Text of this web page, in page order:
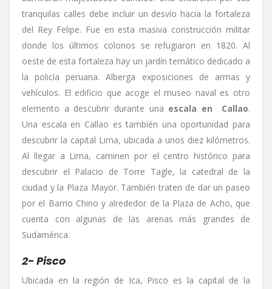
tranquilas calles debe incluir un desvío hacia la fortaleza
del Rey Felipe. Fue en esta masiva construcción militar
donde los últimos colonos se refugiaron en 1820. Al
oeste de esta fortaleza hay un jardín temático dedicado a
la policía peruana. Alberga exposiciones de armas y
vehículos. El edificio que acoge el museo naval es otro
elemento a descubrir durante una escala en Callao.
Una escala en Callao es también una oportunidad para
descubrir la capital Lima, ubicada a unos diez kilómetros.
Al llegar a Lima, caminen por el centro histórico para
descubrir el Palacio de Torre Tagle, la catedral de la
ciudad y la Plaza Mayor. También traten de dar un paseo
por el Barrio Chino y alrededor de la Plaza de Acho, que
cuenta con algunas de las arenas más grandes de
Sudamérica.
2- Pisco
Ubicada en la región de Ica, Pisco es la capital de la